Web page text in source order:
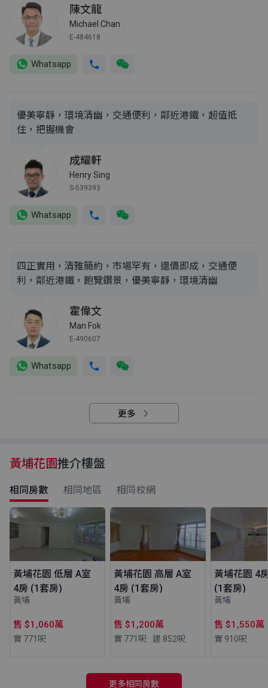
陳文龍
Michael Chan
E-484618
Whatsapp
優美寧靜，環境清幽，交通便利，鄰近港鐵，超值抵
住，把握機會
成耀軒
Henry Sing
S-539393
Whatsapp
四正實用，清雅簡約，市場罕有，還價即成，交通便
利，鄰近港鐵，飽覽鑽景，優美寧靜，環境清幽
霍偉文
Man Fok
E-490607
Whatsapp
更多
黃埔花園推介樓盤
相同房數 相同地區 相同校網
黃埔花園 低層 A室
4房 (1套房)
黃埔
售 $1,060萬
實 771 呎
黃埔花園 高層 A室
4房 (1套房)
黃埔
售 $1,200萬
實 771 呎 建 852呎
黃埔花園 4
(1套房)
黃埔
售 $1,550萬
實 910呎
更多相同房數